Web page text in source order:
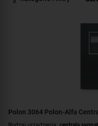
powiadomi
Polon 3064 Polon-Alfa
Rodzaj urządzenia: centrala